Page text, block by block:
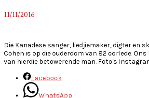
11/11/2016
Die Kanadese sanger, liedjiemaker, digter en
Cohen is op die ouderdom van 82 oorlede.
van hierdie betowerende man. Foto's
Facebook
WhatsApp